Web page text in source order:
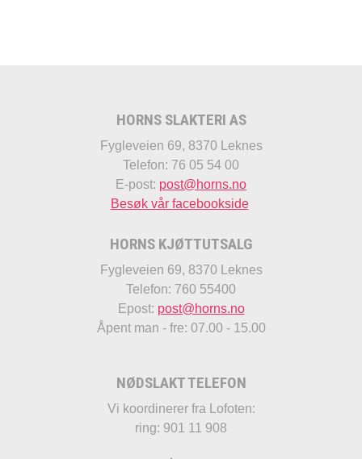
HORNS SLAKTERI AS
Fygleveien 69, 8370 Leknes
Telefon: 76 05 54 00
E-post: post@horns.no
Besøk vår facebookside
HORNS KJØTTUTSALG
Fygleveien 69, 8370 Leknes
Telefon: 760 55400
Epost: post@horns.no
Åpent man - fre: 07.00 - 15.00
NØDSLAKT TELEFON
Vi koordinerer fra Lofoten:
ring: 901 11 908